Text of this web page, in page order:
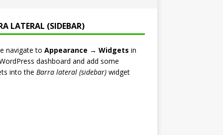
LATERAL (SIDEBAR)
navigate to Appearance → Widgets in
dashboard and add some
into the Barra lateral (sidebar)widget